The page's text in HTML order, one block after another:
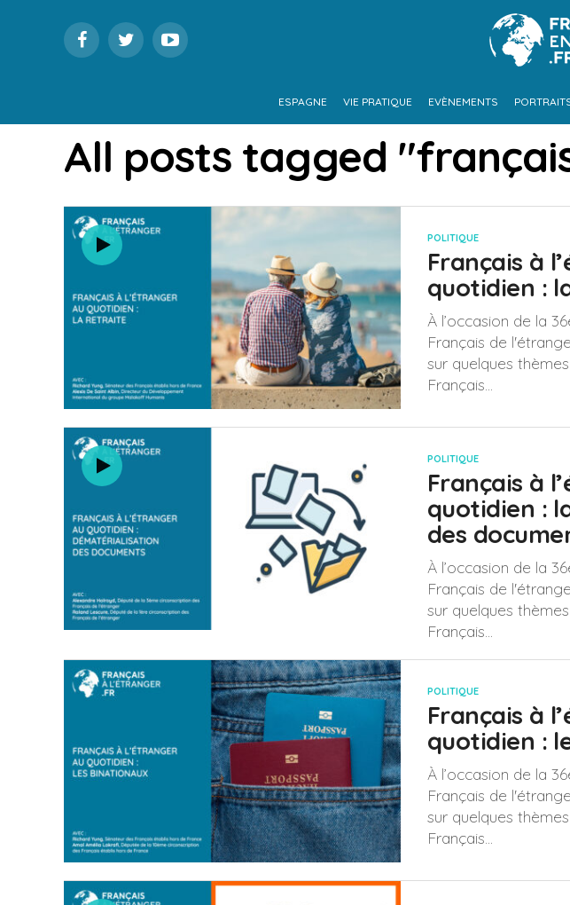
ESPAGNE VIE PRATIQUE EVÈNEMENTS
All posts tagged
POLITIQUE
Français à
quotidien :
À l’occasion de la
Français de
sur quelques
Français...
POLITIQUE
Français à
quotidien :
des
À l’occasion de la
Français de
sur quelques
Français...
POLITIQUE
Français à
quotidien :
À l’occasion de la
Français de
sur quelques
Français...